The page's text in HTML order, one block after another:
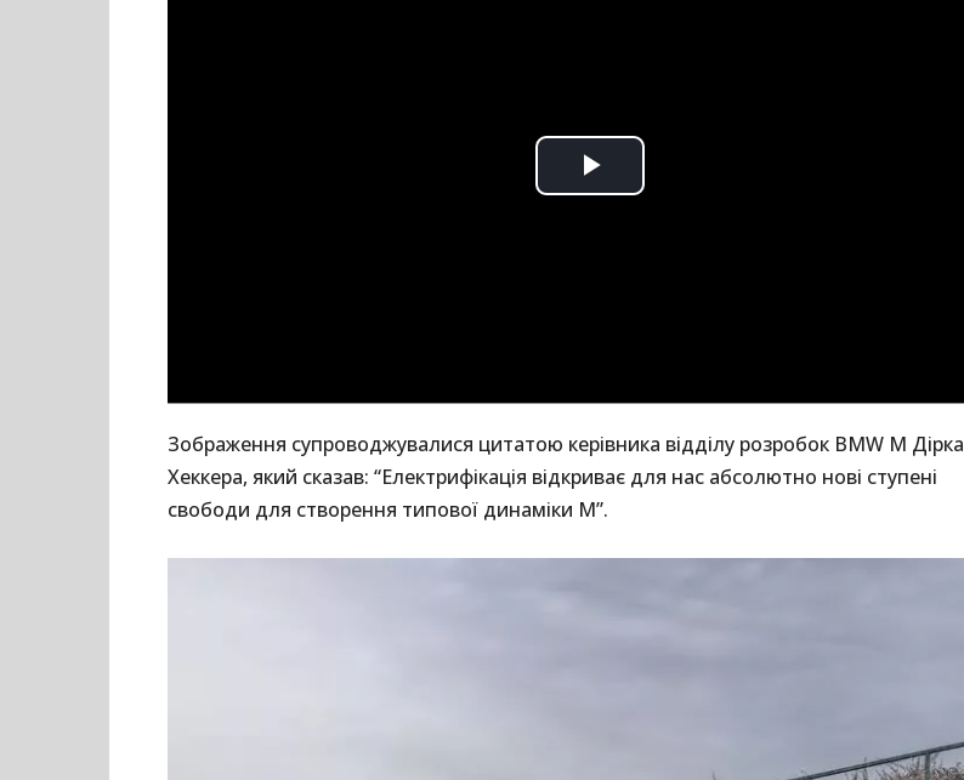
Зображення супроводжувалися цитатою керівника відділу розробок BMW M Дірка
Хеккера, який сказав: “Електрифікація відкриває для нас абсолютно нові ступені
свободи для створення типової динаміки M”.